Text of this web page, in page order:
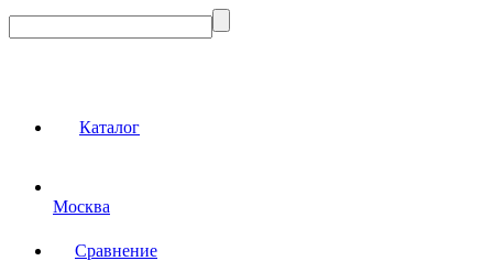
Каталог
Москва
Сравнение